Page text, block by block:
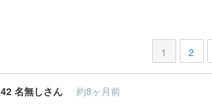
1 2
42 名無しさん 約8ヶ月前